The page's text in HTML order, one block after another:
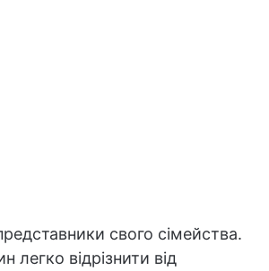
свого сімейства.
легко відрізнити від